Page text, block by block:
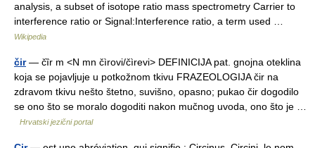
analysis, a subset of isotope ratio mass spectrometry Carrier to
interference ratio or Signal:Interference ratio, a term used …
Wikipedia
čir— čȉr m <N mn čìrovi/čìrevi> DEFINICIJA pat. gnojna oteklina
koja se pojavljuje u potkožnom tkivu FRAZEOLOGIJA čir na
zdravom tkivu nešto štetno, suvišno, opasno; pukao čir dogodilo
se ono što se moralo dogoditi nakon mučnog uvoda, ono što je …
Hrvatski jezični portal